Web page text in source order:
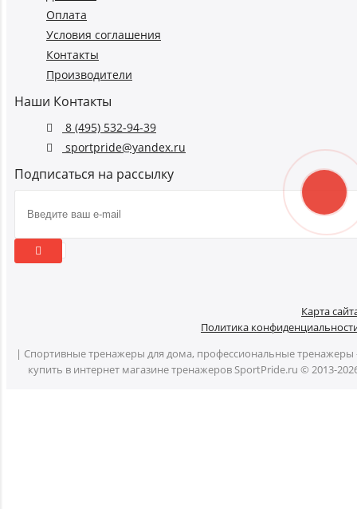
Оплата
Условия соглашения
Контакты
Производители
Наши Контакты
8 (495) 532-94-39
sportpride@yandex.ru
Подписаться на рассылку
Карта
Политика
| Спортивные тренажеры для дома, профессиональные тренажеры
купить в интернет магазине тренажеров SportPride.ru © 2013-